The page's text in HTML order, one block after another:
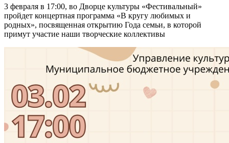
3 февраля в 17:00, во Дворце культуры «Фестивальный»
пройдет концертная программа «В кругу любимых и
родных», посвященная открытию Года семьи, в которой
примут участие наши творческие коллективы